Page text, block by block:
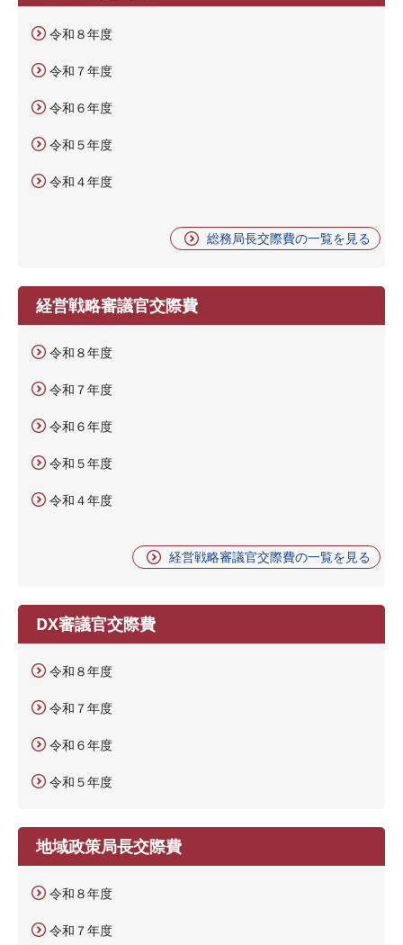
令和８年度
令和７年度
令和６年度
令和５年度
令和４年度
総務局長交際費の一覧を見る
経営戦略審議官交際費
令和８年度
令和７年度
令和６年度
令和５年度
令和４年度
経営戦略審議官交際費の一覧を見る
DX審議官交際費
令和８年度
令和７年度
令和６年度
令和５年度
地域政策局長交際費
令和８年度
令和７年度